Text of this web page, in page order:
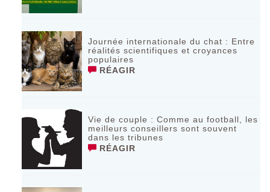
Journée internationale du chat : Entre
réalités scientifiques et croyances
populaires
RÉAGIR
Vie de couple : Comme au football, les
meilleurs conseillers sont souvent
dans les tribunes
RÉAGIR